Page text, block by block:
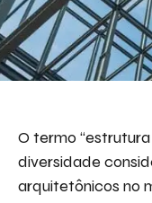
O termo
diversidade
arquitetônicos no